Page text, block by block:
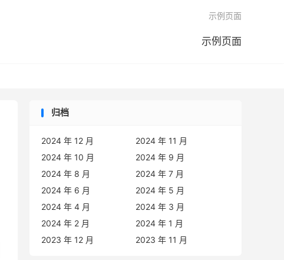
示例页面
示例页面
归档
2024 年 12 月
2024 年 11 月
2024 年 10 月
2024 年 9 月
2024 年 8 月
2024 年 7 月
2024 年 6 月
2024 年 5 月
2024 年 4 月
2024 年 3 月
2024 年 2 月
2024 年 1 月
2023 年 12 月
2023 年 11 月